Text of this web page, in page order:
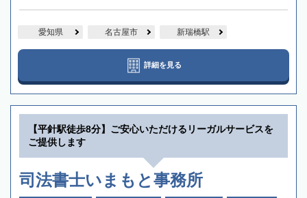
愛知県 名古屋市 新瑞橋駅
詳細を見る
【平針駅徒歩8分】ご安心いただけるリーガルサービスを
ご提供します
司法書士いまもと事務所